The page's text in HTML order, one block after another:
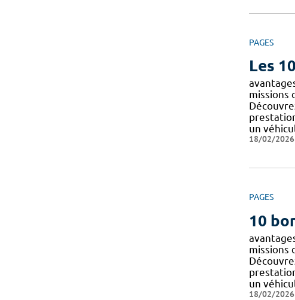
PAGES
Les
missions
un
18/02/
PAGES
10
missions
un
18/02/